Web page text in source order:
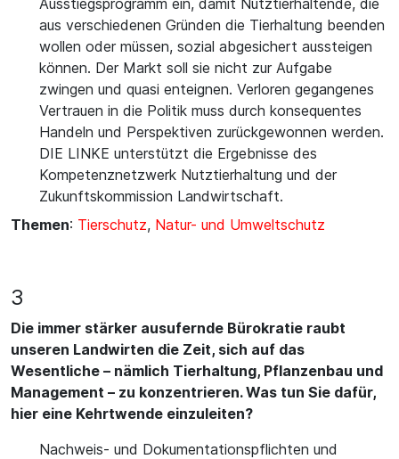
Ausstiegsprogramm ein, damit Nutztierhaltende, die
aus verschiedenen Gründen die Tierhaltung beenden
wollen oder müssen, sozial abgesichert aussteigen
können. Der Markt soll sie nicht zur Aufgabe
zwingen und quasi enteignen. Verloren gegangenes
Vertrauen in die Politik muss durch konsequentes
Handeln und Perspektiven zurückgewonnen werden.
DIE LINKE unterstützt die Ergebnisse des
Kompetenznetzwerk Nutztierhaltung und der
Zukunftskommission Landwirtschaft.
Themen: Tierschutz, Natur- und Umweltschutz
3
Die immer stärker ausufernde Bürokratie raubt
unseren Landwirten die Zeit, sich auf das
Wesentliche – nämlich Tierhaltung, Pflanzenbau und
Management – zu konzentrieren. Was tun Sie dafür,
hier eine Kehrtwende einzuleiten?
Nachweis- und Dokumentationspflichten und